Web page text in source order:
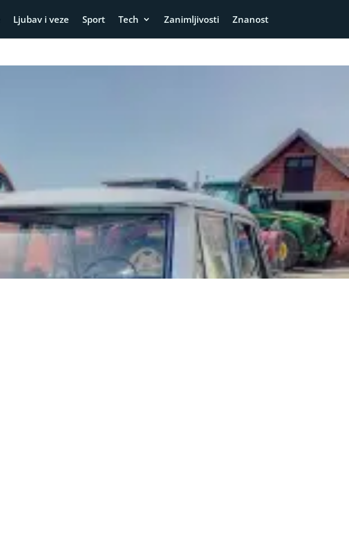
Ljubav i veze Sport Tech Zanimljivosti Znanost